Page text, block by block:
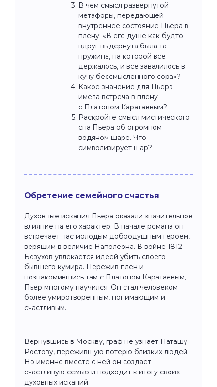
В чем смысл развернутой
метафоры, передающей
внутреннее состояние Пьера в
плену: «В его душе как будто
вдруг выдернута была та
пружина, на которой все
держалось, и все завалилось в
кучу бессмысленного сора»?
Какое значение для Пьера
имела встреча в плену
с Платоном Каратаевым?
Раскройте смысл мистического
сна Пьера об огромном
водяном шаре. Что
символизирует шар?
Обретение семейного счастья
Духовные искания Пьера оказали значительное
влияние на его характер. В начале романа он
встречает нас молодым добродушным героем,
верящим в величие Наполеона. В войне 1812
Безухов увлекается идеей убить своего
бывшего кумира. Пережив плен и
познакомившись там с Платоном Каратаевым,
Пьер многому научился. Он стал человеком
более умиротворенным, понимающим и
счастливым.
Вернувшись в Москву, граф не узнает Наташу
Ростову, пережившую потерю близких людей.
Но именно вместе с ней он создает
счастливую семью и подходит к итогу своих
духовных исканий.